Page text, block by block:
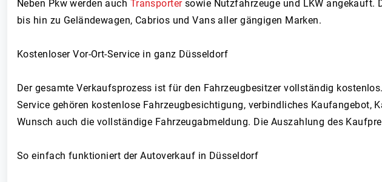
Neben Pkw werden auch Transportersowie Nutzfahrzeuge und LKW angekauft.
bis hin zu Geländewagen, Cabrios und Vans aller gängigen Marken.
Kostenloser Vor-Ort-Service in ganz Düsseldorf
Der gesamte Verkaufsprozess ist für den Fahrzeugbesitzer vollständig
Service gehören kostenlose Fahrzeugbesichtigung, verbindliches
Wunsch auch die vollständige Fahrzeugabmeldung. Die Auszahlung des
So einfach funktioniert der Autoverkauf in Düsseldorf